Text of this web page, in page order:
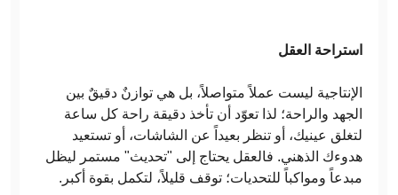
استراحة العقل
الإنتاجية ليست عملاً متواصلاً، بل هي توازنٌ دقيقٌ بين
الجهد والراحة؛ لذا تعوّد أن تأخذ دقيقة راحة كل ساعة
لتغلق عينيك، أو تنظر بعيداً عن الشاشات، أو تستعيد
هدوءك الذهني. فالعقل يحتاج إلى "تحديث" مستمر ليظل
مبدعاً ومواكباً للتحديات؛ توقف قليلاً، لتكمل بقوة أكبر.